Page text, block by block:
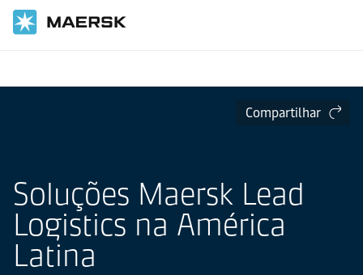
Soluções Lead Logistics na América Latina
Compartilhar
Soluções Maersk Lead
Logistics na América
Latina